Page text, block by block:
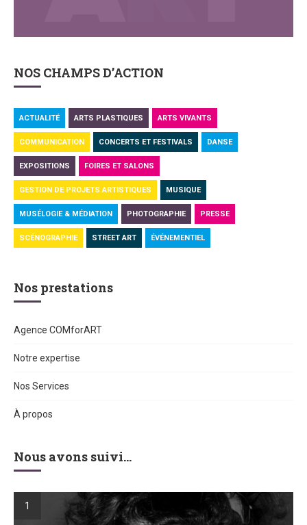
NOS CHAMPS D’ACTION
ACTUALITÉ ARTS PLASTIQUES ARTS VIVANTS
COMMUNICATION CONCERTS ET FESTIVALS DANSE
EXPOSITIONS FOIRES ET SALONS
GESTION DE PROJETS ARTISTIQUES MUSIQUE
MUSÉLOGIE & MÉDIATION PHOTOGRAPHIE PRESSE
SCÉNOGRAPHIE STREET ART ÉVÉNEMENTIEL
Nos prestations
Agence COMforART
Notre expertise
Nos Services
À propos
Nous avons suivi…